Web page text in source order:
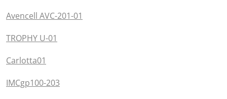
Avencell AVC-201-01
TROPHY U-01
Carlotta01
IMCgp100-203